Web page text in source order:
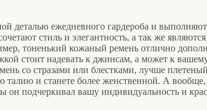
деталью ежедневного гардероба и выполняют
стиль и элегантность, а так же являются
тоненький кожаный ремень отлично
стоит надевать к джинсам, а может к
со стразами или блестками, лучше
талию и станете более женственной. А вообще,
он подчеркивал вашу индивидуальность и